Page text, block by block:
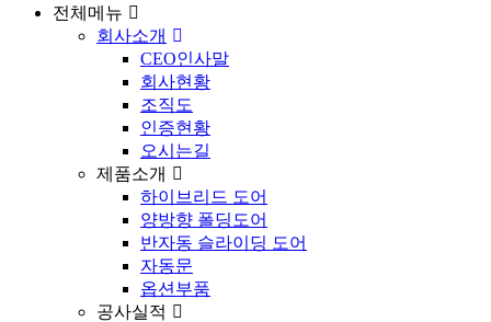
전체메뉴
회사소개
CEO인사말
회사현황
조직도
인증현황
오시는길
제품소개
하이브리드 도어
양방향 폴딩도어
반자동 슬라이딩 도어
자동문
옵션부품
공사실적